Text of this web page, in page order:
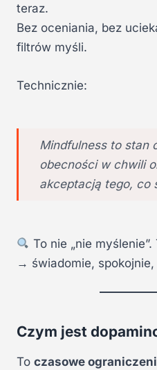
teraz.
Bez oceniania, bez
filtrów myśli.
Technicznie:
Mindfulness to stan
obecności w chwili
akceptacją tego, co
To nie „nie myślenie”.
→ świadomie,
Czym jest
To czasowe